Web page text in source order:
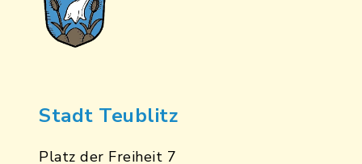
Stadt Teublitz
Platz der Freiheit 7